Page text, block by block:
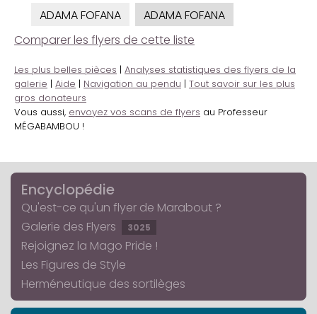
ADAMA FOFANA
ADAMA FOFANA
Comparer les flyers de cette liste
Les plus belles pièces | Analyses statistiques des flyers de la
galerie | Aide | Navigation au pendu | Tout savoir sur les plus
gros donateurs
Vous aussi, envoyez vos scans de flyers au Professeur
MÉGABAMBOU !
Encyclopédie
Qu'est-ce qu'un flyer de Marabout ?
Galerie des Flyers
3025
Rejoignez la Mago Pride !
Les Figures de Style
Herméneutique des sortilèges